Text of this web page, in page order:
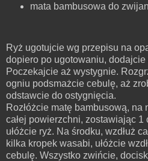
mata bambusowa do
Ryż ugotujcie wg przepisu na
dopiero po ugotowaniu, dodajcie
Poczekajcie aż wystygnie.
ogniu podsmażcie cebulę, aż
odstawcie do ostygnięcia.
Rozłóżcie matę bambusową, na
całej powierzchni, zostawiając
ułóżcie ryż. Na środku, wzdłuż
kilka kropek wasabi, ułóżcie
cebulę. Wszystko zwińcie,